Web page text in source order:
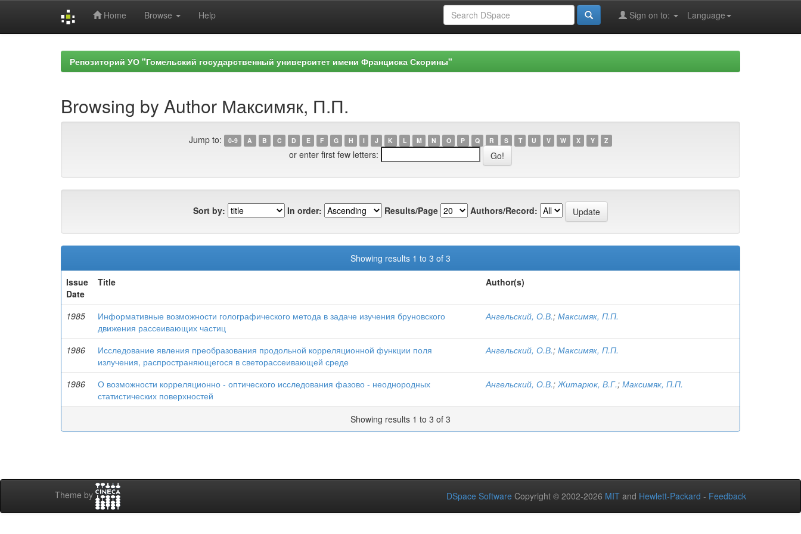
Home Browse Help Language
Sign on to:
Репозиторий УО "Гомельский государственный университет имени Франциска Скорины"
Browsing by Author Максимяк, П.П.
Jump to: 0-9 A B C D E F G H I J K L M N O P Q R S T U V W X Y Z
or enter first few letters:
Sort by: In order: Results/Page Authors/Record:
Showing results 1 to 3 of 3
Issue
Date
Title Author(s)
1985
Информативные возможности голографического метода в задаче изучения бруновского
движения рассеивающих частиц
Ангельский, О.В.; Максимяк, П.П.
1986
Исследование явления преобразования продольной корреляционной функции поля
излучения, распространяющегося в светорассеивающей среде
Ангельский, О.В.; Максимяк, П.П.
1986
О возможности корреляционно - оптического исследования фазово - неоднородных
статистических поверхностей
Ангельский, О.В.;Житарюк, В.Г.; Максимяк, П.П.
Showing results 1 to 3 of 3
Theme by DSpace Software Copyright © 2002-2026 MIT and Hewlett-Packard - Feedback